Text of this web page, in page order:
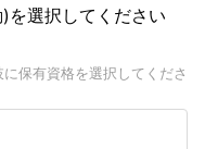
を選択してください
保有資格を選択してくださ